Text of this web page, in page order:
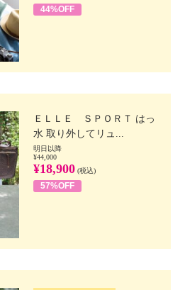
44%OFF
ＥＬＬＥ ＳＰＯＲＴ はっ
水 取り外してリュ...
明日以降
¥44,000
¥18,900 (税込)
57%OFF